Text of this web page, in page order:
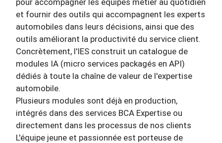
pour accompagner les équipes métier au quotidien
et fournir des outils qui accompagnent les experts
automobiles dans leurs décisions, ainsi que des
outils améliorant la productivité du service client.
Concrètement, l'IES construit un catalogue de
modules IA (micro services packagés en API)
dédiés à toute la chaîne de valeur de l'expertise
automobile.
Plusieurs modules sont déjà en production,
intégrés dans des services BCA Expertise ou
directement dans les processus de nos clients
L'équipe jeune et passionnée est porteuse de